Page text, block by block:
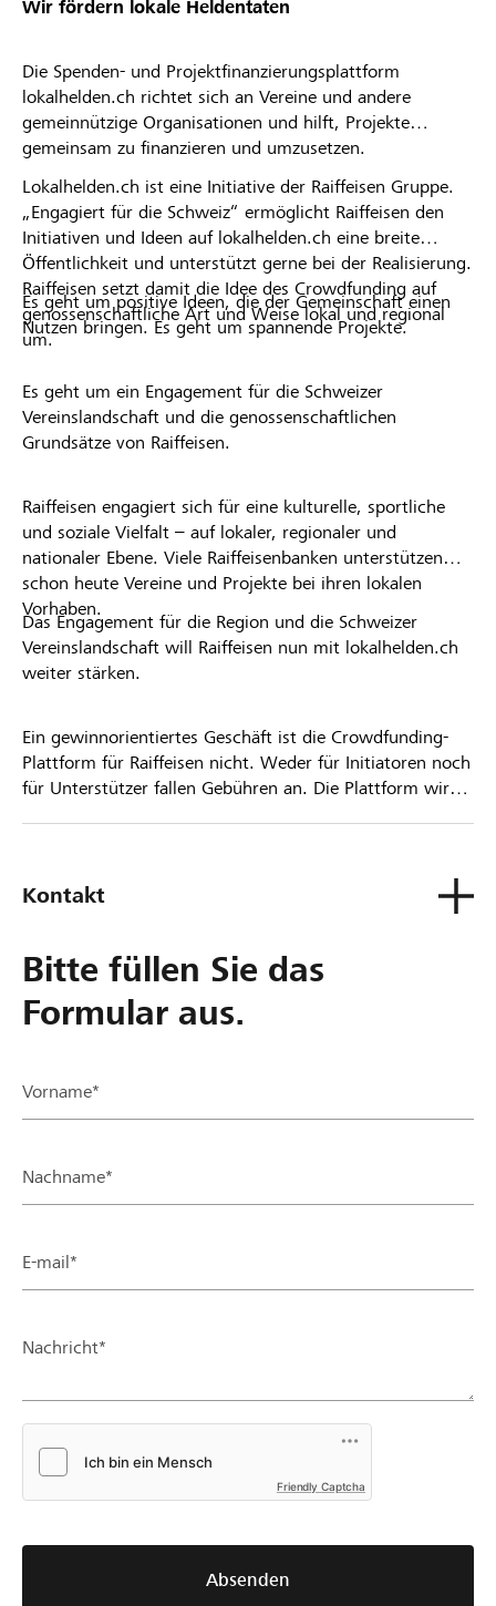
Wir fördern lokale Heldentaten
Die Spenden- und Projektfinanzierungsplattform
lokalhelden.ch richtet sich an Vereine und andere
gemeinnützige Organisationen und hilft, Projekte
gemeinsam zu finanzieren und umzusetzen.
Lokalhelden.ch ist eine Initiative der Raiffeisen Gruppe.
„Engagiert für die Schweiz“ ermöglicht Raiffeisen den
Initiativen und Ideen auf lokalhelden.ch eine breite
Öffentlichkeit und unterstützt gerne bei der Realisierung.
Raiffeisen setzt damit die Idee des Crowdfunding auf
genossenschaftliche Art und Weise lokal und regional
um.
Es geht um positive Ideen, die der Gemeinschaft einen
Nutzen bringen. Es geht um spannende Projekte.
Es geht um ein Engagement für die Schweizer
Vereinslandschaft und die genossenschaftlichen
Grundsätze von Raiffeisen.
Raiffeisen engagiert sich für eine kulturelle, sportliche
und soziale Vielfalt – auf lokaler, regionaler und
nationaler Ebene. Viele Raiffeisenbanken unterstützen
schon heute Vereine und Projekte bei ihren lokalen
Vorhaben.
Das Engagement für die Region und die Schweizer
Vereinslandschaft will Raiffeisen nun mit lokalhelden.ch
weiter stärken.
Ein gewinnorientiertes Geschäft ist die Crowdfunding-
Plattform für Raiffeisen nicht. Weder für Initiatoren noch
für Unterstützer fallen Gebühren an. Die Plattform wird
Kontakt
Bitte füllen Sie das
Formular aus.
Vorname*
Nachname*
E-mail*
Nachricht*
Friendly Captcha
Absenden